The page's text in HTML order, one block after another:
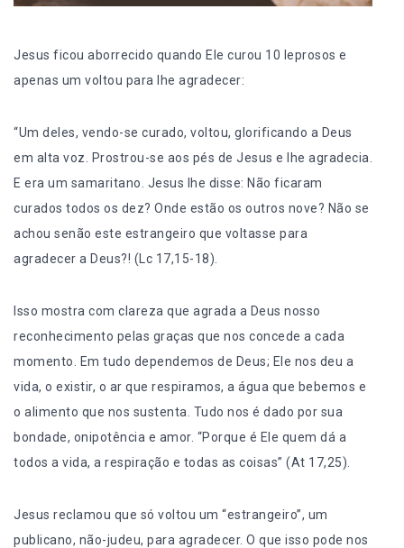
Jesus ficou aborrecido quando Ele curou 10 leprosos e
apenas um voltou para lhe agradecer:
“Um deles, vendo-se curado, voltou, glorificando a Deus
em alta voz. Prostrou-se aos pés de Jesus e lhe agradecia.
E era um samaritano. Jesus lhe disse: Não ficaram
curados todos os dez? Onde estão os outros nove? Não se
achou senão este estrangeiro que voltasse para
agradecer a Deus?! (Lc 17,15-18).
Isso mostra com clareza que agrada a Deus nosso
reconhecimento pelas graças que nos concede a cada
momento. Em tudo dependemos de Deus; Ele nos deu a
vida, o existir, o ar que respiramos, a água que bebemos e
o alimento que nos sustenta. Tudo nos é dado por sua
bondade, onipotência e amor. “Porque é Ele quem dá a
todos a vida, a respiração e todas as coisas” (At 17,25).
Jesus reclamou que só voltou um “estrangeiro”, um
publicano, não-judeu, para agradecer. O que isso pode nos